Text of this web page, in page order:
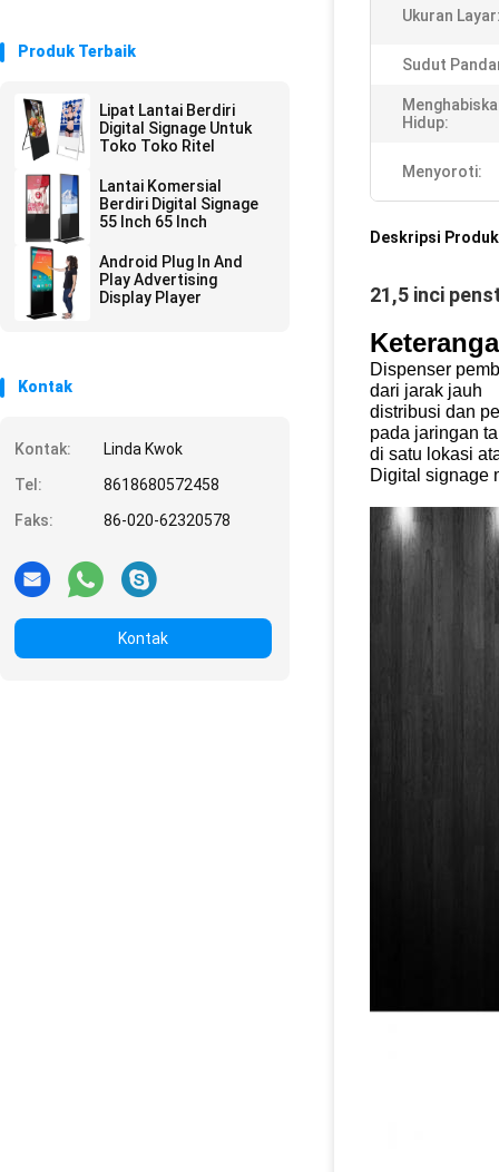
Produk Terbaik
Lipat Lantai Berdiri
Digital Signage Untuk
Toko Toko Ritel
Lantai Komersial
Berdiri Digital Signage
55 Inch 65 Inch
Android Plug In And
Play Advertising
Display Player
Kontak
Kontak:
Linda Kwok
Tel:
8618680572458
Faks:
86-020-62320578
Kontak
Ukuran
Sudut
Hidup:
Menyoroti:
Deskripsi Produk
21,5 inci
Dispenser
dari jarak jauh
distribusi dan
pada jaringan
di satu lokasi
Digital signage